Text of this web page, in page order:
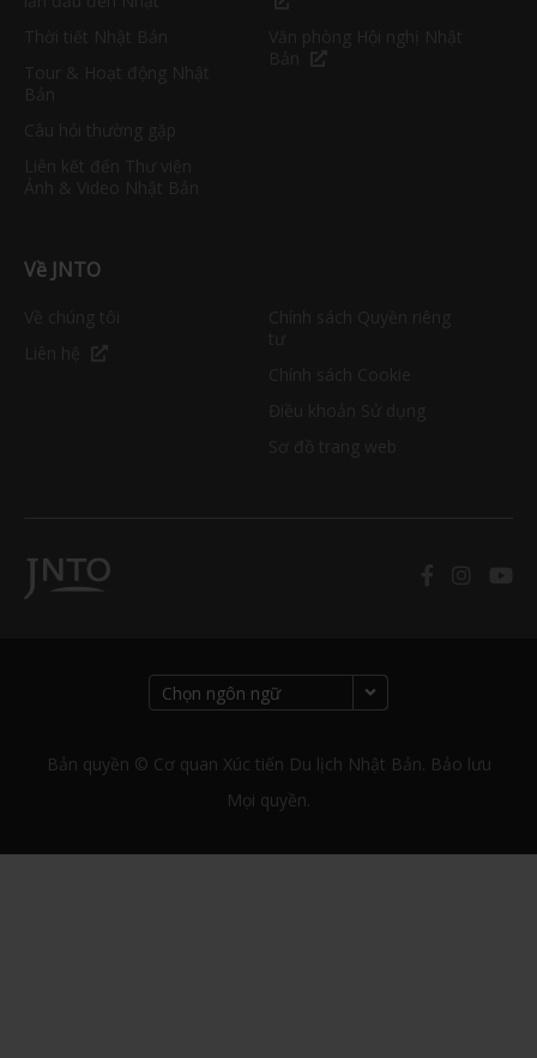
Về JNTO
Bản quyền © Cơ quan Xúc tiến Du lịch Nhật Bản. Bảo lưu
Mọi quyền.